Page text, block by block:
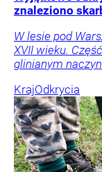
znaleziono
W lesie pod
XVII wieku.
glinianym
KrajOdkrycia